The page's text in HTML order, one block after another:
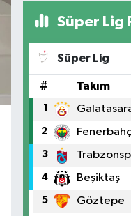
Süper Lig
Süper Lig
# Takım
1
2
3
4 Beşiktaş
5 Göztepe